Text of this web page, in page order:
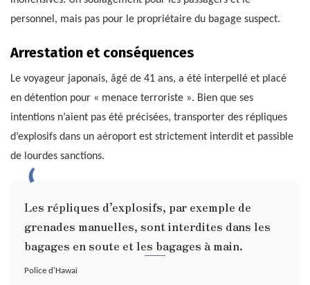
personnel, mais pas pour le propriétaire du bagage suspect.
Arrestation et conséquences
Le voyageur japonais, âgé de 41 ans, a été interpellé et placé
en détention pour « menace terroriste ». Bien que ses
intentions n’aient pas été précisées, transporter des répliques
d’explosifs dans un aéroport est strictement interdit et passible
de lourdes sanctions.
Les répliques d’explosifs, par exemple de
grenades manuelles, sont interdites dans les
bagages en soute et les bagages à main.
Police d’Hawaï